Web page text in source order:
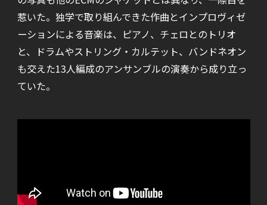
惹いた。独学で取り組んできた作曲とインプロヴィゼ
ーションによる音楽は、ピアノ、チェロとのトリオ
と、ドラムやストリング・カルテット、バンドネオン
も交えた13人編成のアンサンブルの演奏から成り立っ
ていた。